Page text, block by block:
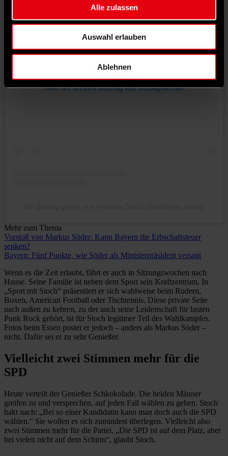
Alle zulassen
Auswahl erlauben
Ablehnen
Sieh dir diesen Beitrag auf Instagram an
Mehr zum Thema
Vorstoß von Markus Söder: Kann Bayern die Erbschaftsteuer
senken?
Bayern: Fünf Punkte, wie Söder als Ministerpräsident versagt
Wenn es die Zeit erlaubt, fährt er auch in Sitzungswochen nach
Hause. Seine Familie ist neben dem Sport sein Kraftzentrum. In
„Sport mit Stoch“ präsentiert er sich wahlweise beim Rudern,
Boxen, American Football oder Tischtennis. Diese private Seite
nach außen zu kehren, zu der auch seine Leidenschaft für lauten
Punk Rock gehört, ist für Stoch legitimer Teil des Wahlkampfes.
Fotos beim Essen postet er jedoch – anders als Markus Söder –
nicht. Dafür sei er zu sehr Genießer.
Vielleicht zwei Stimmen mehr für die
SPD
Heute verteilt der Genießer Schkokolade. Die beiden Männer
greifen zu und versprechen, auf jeden Fall wählen zu gehen. Stoch
hakt nach: „Bei so einer Kandidatin kann man doch auch die SPD
wählen.“ Sie wollen es sich zumindest überlegen. Vielleicht also
zwei Stimmen mehr für die Partei. „Die SPD ist auf dem Platz, aber
bei vielen nicht auf dem Schirm“, glaubt Stoch.